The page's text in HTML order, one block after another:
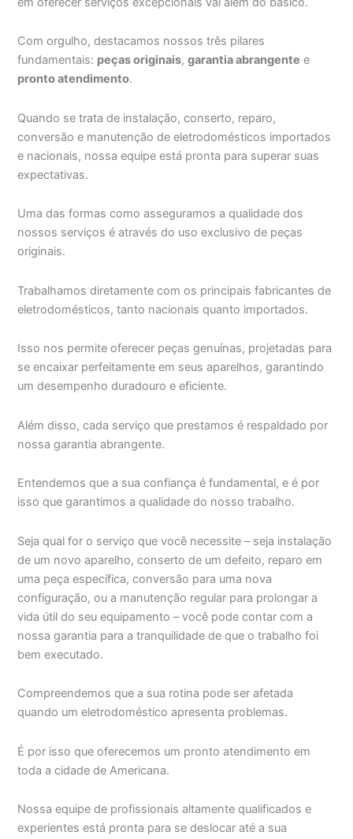
Com orgulho, destacamos nossos três pilares
fundamentais: peças originais,garantia abrangente e
pronto atendimento.
Quando se trata de instalação, conserto, reparo,
conversão e manutenção de eletrodomésticos importados
e nacionais, nossa equipe está pronta para superar suas
expectativas.
Uma das formas como asseguramos a qualidade dos
nossos serviços é através do uso exclusivo de peças
originais.
Trabalhamos diretamente com os principais fabricantes de
eletrodomésticos, tanto nacionais quanto importados.
Isso nos permite oferecer peças genuínas, projetadas para
se encaixar perfeitamente em seus aparelhos, garantindo
um desempenho duradouro e eficiente.
Além disso, cada serviço que prestamos é respaldado por
nossa garantia abrangente.
Entendemos que a sua confiança é fundamental, e é por
isso que garantimos a qualidade do nosso trabalho.
Seja qual for o serviço que você necessite – seja instalação
de um novo aparelho, conserto de um defeito, reparo em
uma peça específica, conversão para uma nova
configuração, ou a manutenção regular para prolongar a
vida útil do seu equipamento – você pode contar com a
nossa garantia para a tranquilidade de que o trabalho foi
bem executado.
Compreendemos que a sua rotina pode ser afetada
quando um eletrodoméstico apresenta problemas.
É por isso que oferecemos um pronto atendimento em
toda a cidade de Americana.
Nossa equipe de profissionais altamente qualificados e
experientes está pronta para se deslocar até a sua